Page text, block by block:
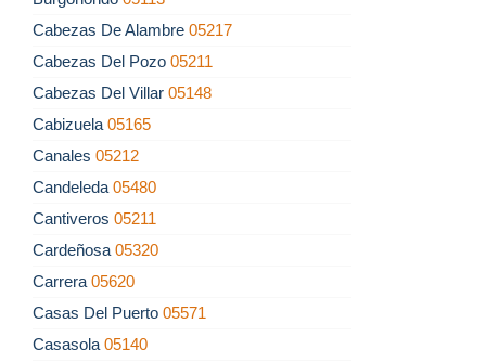
Cabezas De Alambre 05217
Cabezas Del Pozo 05211
Cabezas Del Villar 05148
Cabizuela 05165
Canales 05212
Candeleda 05480
Cantiveros 05211
Cardeñosa 05320
Carrera 05620
Casas Del Puerto 05571
Casasola 05140